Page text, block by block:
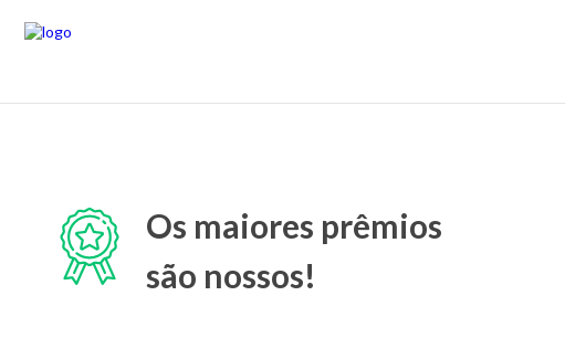
Os maiores prêmios
são nossos!